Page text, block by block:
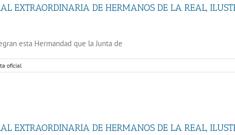
EXTRAORDINARIA DE HERMANOS DE LA REAL,
esta Hermandad que la Junta de
oficial
EXTRAORDINARIA DE HERMANOS DE LA REAL,